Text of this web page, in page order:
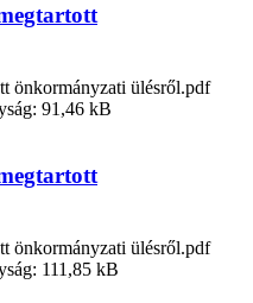
önkormányzati ülésről.pdf
91,46 kB
önkormányzati ülésről.pdf
111,85 kB